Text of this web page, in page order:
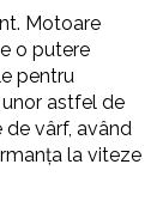
Motoare
o putere
pentru
astfel de
vârf, având
la viteze